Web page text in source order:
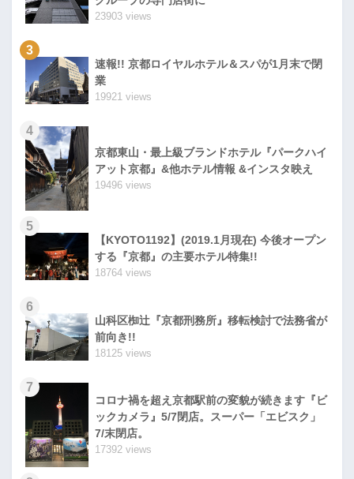
23903 views
3
速報!! 京都ロイヤルホテル＆スパが1月末で閉
業
19921 views
4
京都東山・最上級ブランドホテル『パークハイ
アット京都』&他ホテル情報 &インスタ映え
19496 views
5
【KYOTO1192】(2019.1月現在) 今後オープン
する『京都』の主要ホテル特集!!
18764 views
6
山科区椥辻『京都刑務所』移転検討で法務省が
前向き!!
18125 views
7
コロナ禍を超え京都駅前の変貌が続きます『ビ
ックカメラ』5/7閉店。スーパー「エビスク」
7/末閉店。
17392 views